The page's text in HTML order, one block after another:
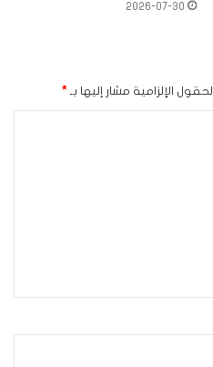
2026-07-30
الحقول الإلزامية مشار إليها بـ *